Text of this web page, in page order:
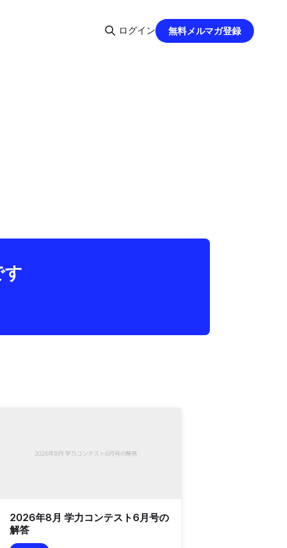
ログイン 無料メルマガ登録
す
2026年8月 学力コンテスト6月号の
解答